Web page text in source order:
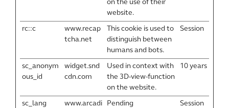
on the use of their
website.
rc::c
www.recap
tcha.net
This cookie is used to
distinguish between
humans and bots.
Session
sc_anonym
ous_id
widget.snd
cdn.com
Used in context with
the 3D-view-function
on the website.
10 years
sc_lang
www.arcadi
Pending Session